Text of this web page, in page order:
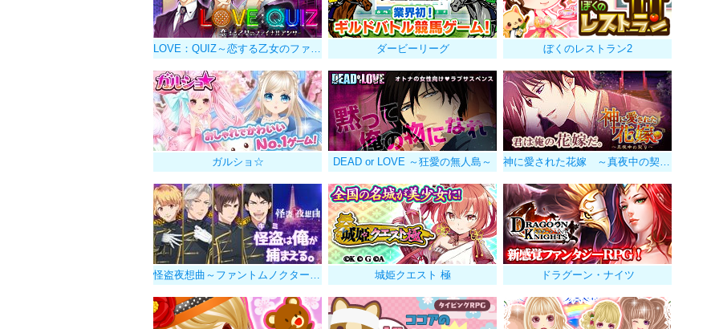
LOVE：QUIZ～恋する乙女のファイナルアンサー～ ダービーリーグ ぼくのレストラン2
ガルショ☆ DEAD or LOVE ～狂愛の無人島～ 神に愛された花嫁 ～真夜中の契り～
怪盗夜想曲～ファントムノクターン～ 城姫クエスト 極 ドラグーン・ナイツ